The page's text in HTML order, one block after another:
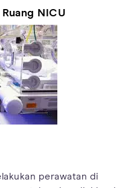
NICU
perawatan di